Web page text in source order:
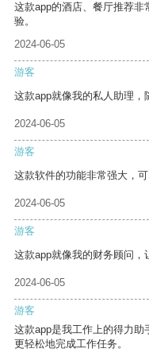
这款app的酒店、餐厅推荐
验。
2024-06-05
游客
这款app就像我的私人助理，
2024-06-05
游客
这款软件的功能非常强大，
2024-06-05
游客
这款app就像我的财务顾问，
2024-06-05
游客
这款app是我工作上的得力
更轻松地完成工作任务。